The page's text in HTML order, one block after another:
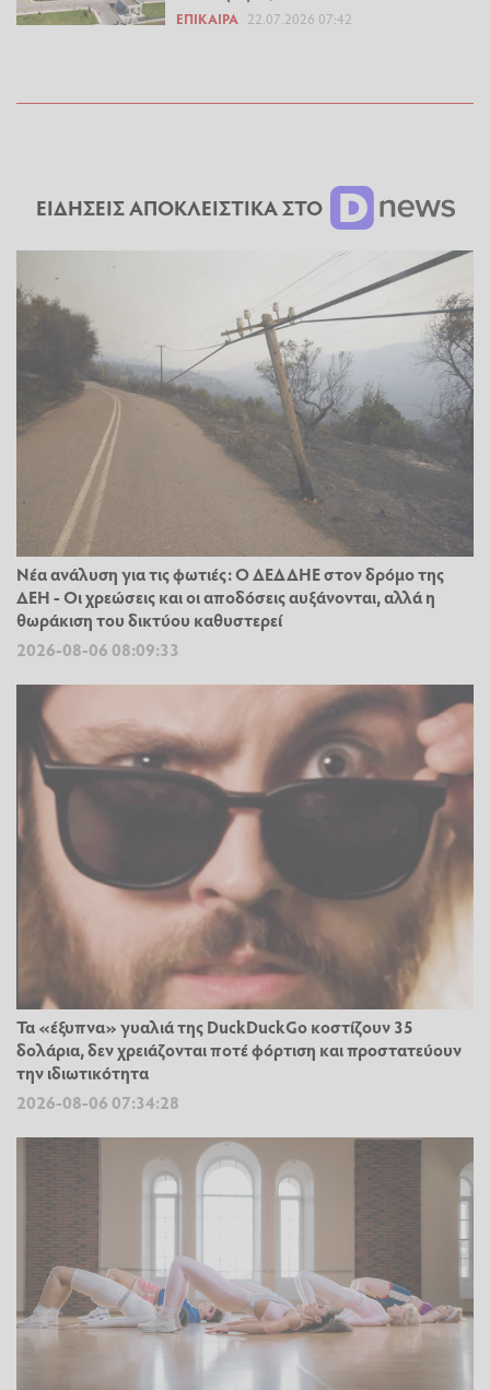
ΕΠΊΚΑΙΡΑ 22.07.2026 07:42
ΕΙΔΗΣΕΙΣ ΑΠΟΚΛΕΙΣΤΙΚΑ ΣΤΟ
Νέα ανάλυση για τις φωτιές: Ο ΔΕΔΔΗΕ στον δρόμο της
ΔΕΗ - Οι χρεώσεις και οι αποδόσεις αυξάνονται, αλλά η
θωράκιση του δικτύου καθυστερεί
2026-08-06 08:09:33
Τα «έξυπνα» γυαλιά της DuckDuckGo κοστίζουν 35
δολάρια, δεν χρειάζονται ποτέ φόρτιση και προστατεύουν
την ιδιωτικότητα
2026-08-06 07:34:28